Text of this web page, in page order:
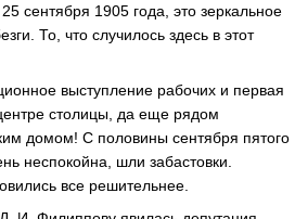
сентября 1905 года, это зеркальное
То, что случилось здесь в этот
выступление рабочих и первая
столицы, да еще рядом
домом! С половины сентября пятого
неспокойна, шли забастовки.
все решительнее.